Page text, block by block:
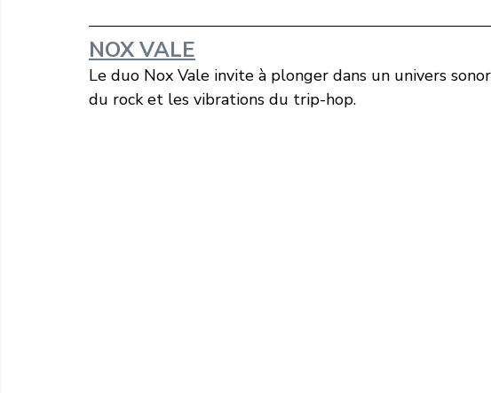
NOX VALE
Le duo Nox Vale invite à plonger dans un univers
du rock et les vibrations du trip-hop.